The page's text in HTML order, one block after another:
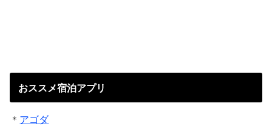
おススメ宿泊アプリ
＊ アゴダ